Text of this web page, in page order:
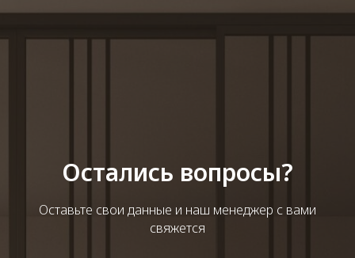
Остались вопросы?
Оставьте свои данные и наш менеджер с вами
свяжется